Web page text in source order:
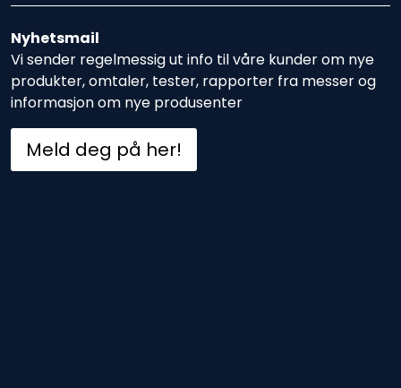
Nyhetsmail
Vi sender regelmessig ut info til våre kunder om nye
produkter, omtaler, tester, rapporter fra messer og
informasjon om nye produsenter
Meld deg på her!